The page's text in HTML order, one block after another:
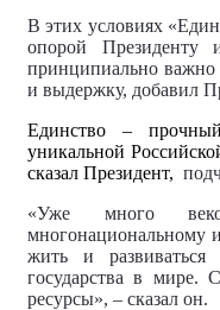
В этих условиях
опорой
принципиально важно
и выдержку, добавил
Единство – прочный
уникальной
сказал Президент,
«Уже много
многонациональному
жить и развиваться
государства в мире.
ресурсы», – сказал он.